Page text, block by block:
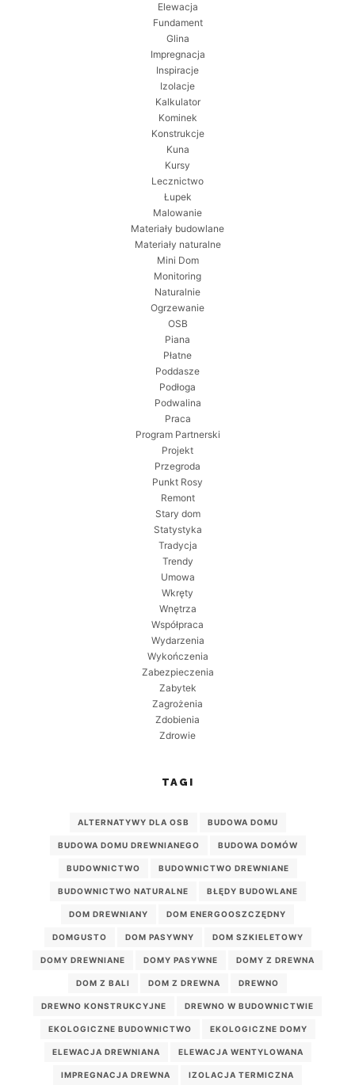
Elewacja
Fundament
Glina
Impregnacja
Inspiracje
Izolacje
Kalkulator
Kominek
Konstrukcje
Kuna
Kursy
Lecznictwo
Łupek
Malowanie
Materiały budowlane
Materiały naturalne
Mini Dom
Monitoring
Naturalnie
Ogrzewanie
OSB
Piana
Płatne
Poddasze
Podłoga
Podwalina
Praca
Program Partnerski
Projekt
Przegroda
Punkt Rosy
Remont
Stary dom
Statystyka
Tradycja
Trendy
Umowa
Wkręty
Wnętrza
Współpraca
Wydarzenia
Wykończenia
Zabezpieczenia
Zabytek
Zagrożenia
Zdobienia
Zdrowie
TAGI
ALTERNATYWY DLA OSB BUDOWA DOMU
BUDOWA DOMU DREWNIANEGO BUDOWA DOMÓW
BUDOWNICTWO BUDOWNICTWO DREWNIANE
BUDOWNICTWO NATURALNE BŁĘDY BUDOWLANE
DOM DREWNIANY DOM ENERGOOSZCZĘDNY
DOMGUSTO DOM PASYWNY DOM SZKIELETOWY
DOMY DREWNIANE DOMY PASYWNE DOMY Z DREWNA
DOM Z BALI DOM Z DREWNA DREWNO
DREWNO KONSTRUKCYJNE DREWNO W BUDOWNICTWIE
EKOLOGICZNE BUDOWNICTWO EKOLOGICZNE DOMY
ELEWACJA DREWNIANA ELEWACJA WENTYLOWANA
IMPREGNACJA DREWNA IZOLACJA TERMICZNA